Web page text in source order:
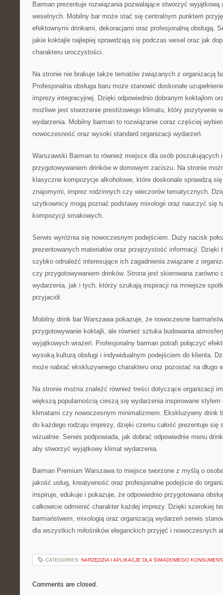
Barman prezentuje rozwiązania pozwalające stworzyć wyjątkową
weselnych. Mobilny bar może stać się centralnym punktem
efektownymi drinkami, dekoracjami oraz profesjonalną obsługą.
jakie koktajle najlepiej sprawdzają się podczas wesel oraz jak
charakteru uroczystości.
Na stronie nie brakuje także tematów związanych z organizacją
Profesjonalna obsługa baru może stanowić doskonałe
imprezy integracyjnej. Dzięki odpowiednio dobranym koktajlom
możliwe jest stworzenie prestiżowego klimatu, który pozytywnie
wydarzenia. Mobilny barman to rozwiązanie coraz częściej
nowoczesność oraz wysoki standard organizacji wydarzeń.
Warszawski Barman to również miejsce dla osób poszukujących
przygotowywaniem drinków w domowym zaciszu. Na stronie
klasyczne kompozycje alkoholowe, które doskonale sprawdzą
znajomymi, imprez rodzinnych czy wieczorów tematycznych.
użytkownicy mogą poznać podstawy mixologii oraz nauczyć się
kompozycji smakowych.
Serwis wyróżnia się nowoczesnym podejściem. Duży nacisk
prezentowanych materiałów oraz przejrzystość informacji. Dzięki
szybko odnaleźć interesujące ich zagadnienia związane z
czy przygotowywaniem drinków. Strona jest skierowana zarówno
wydarzenia, jak i tych, którzy szukają inspiracji na mniejsze
przyjaciół.
Mobilny drink bar Warszawa pokazuje, że nowoczesne
przygotowywanie koktajli, ale również sztuka budowania
wyjątkowych wrażeń. Profesjonalny barman potrafi połączyć
wysoką kulturą obsługi i indywidualnym podejściem do klienta.
może nabrać ekskluzywnego charakteru oraz pozostać na długo
Na stronie można znaleźć również treści dotyczące organizacji
większą popularnością cieszą się wydarzenia inspirowane stylem
klimatami czy nowoczesnym minimalizmem. Ekskluzywny drink
do każdego rodzaju imprezy, dzięki czemu całość prezentuje się
wizualnie. Serwis podpowiada, jak dobrać odpowiednie menu
aby stworzyć wyjątkowy klimat wydarzenia.
Barman Premium Warszawa to miejsce tworzone z myślą o
jakość usług, kreatywność oraz profesjonalne podejście do
inspiruje, edukuje i pokazuje, że odpowiednio przygotowana
całkowicie odmienić charakter każdej imprezy. Dzięki szerokiej
barmaństwem, mixologią oraz organizacją wydarzeń serwis
dla wszystkich miłośników eleganckich przyjęć i nowoczesnych
CATEGORIES: NARZĘDZIA I APLIKACJE DLA ŚWIADOMEGO
Comments are closed.